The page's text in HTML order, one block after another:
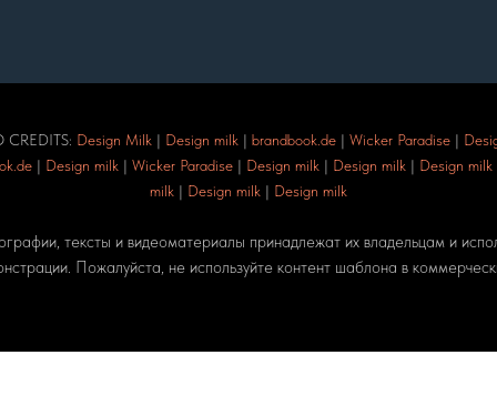
CREDITS: Design Milk | Design milk | brandbook.de| Wicker Paradise|
| Design milk | Wicker Paradise| Design milk | Design milk | Design milk
milk | Design milk | Design milk
тексты и видеоматериалы принадлежат их владельцам и
Пожалуйста, не используйте контент шаблона в